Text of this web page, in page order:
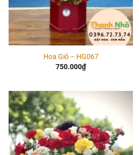
Hoa Giỏ – HG067
750.000₫
Add to
wishlist